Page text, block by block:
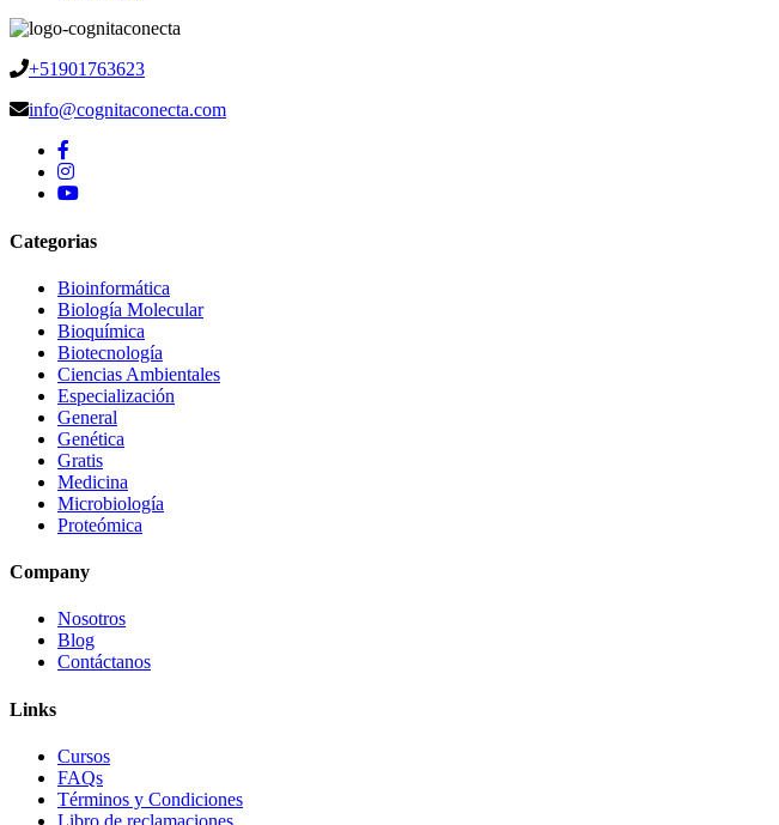
+51901763623
info@cognitaconecta.com
Categorias
Bioinformática
Biología Molecular
Bioquímica
Biotecnología
Ciencias Ambientales
Especialización
General
Genética
Gratis
Medicina
Microbiología
Proteómica
Company
Nosotros
Blog
Contáctanos
Links
Cursos
FAQs
Términos y Condiciones
Libro de reclamaciones